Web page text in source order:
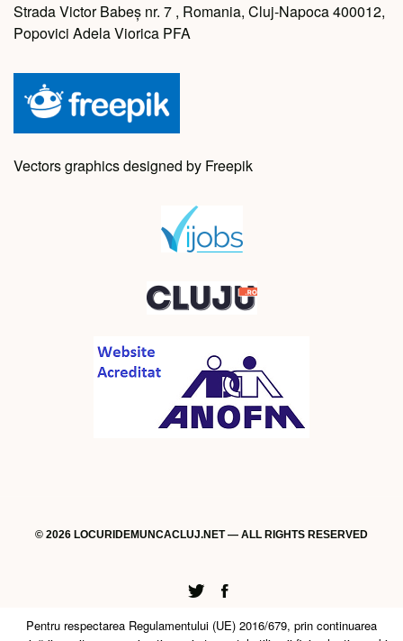
Strada Victor Babeș nr. 7 , Romania, Cluj-Napoca 400012,
Popovici Adela Viorica PFA
Vectors graphics designed by Freepik
© 2026 LOCURIDEMUNCACLUJ.NET — ALL RIGHTS RESERVED
Twitter
Facebook
Pentru respectarea Regulamentului (UE) 2016/679, prin continuarea